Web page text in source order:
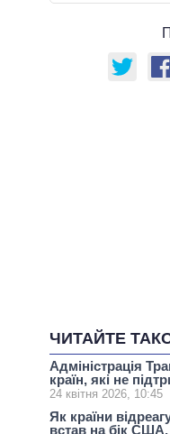
ЧИТАЙТЕ
Адміністрація
країн, які не
24 квітня 2026, 10:45
Як країни
встав на бік США,